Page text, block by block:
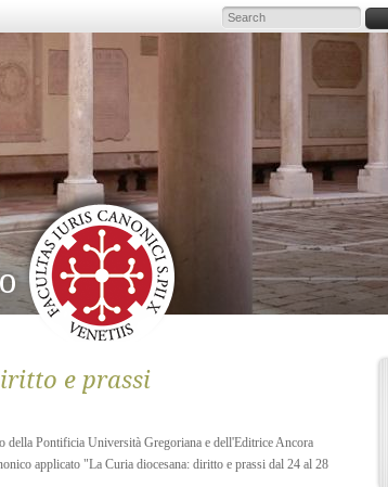
e prassi
della Pontificia Università Gregoriana e dell'Editrice Ancora
applicato "La Curia diocesana: diritto e prassi dal 24 al 28